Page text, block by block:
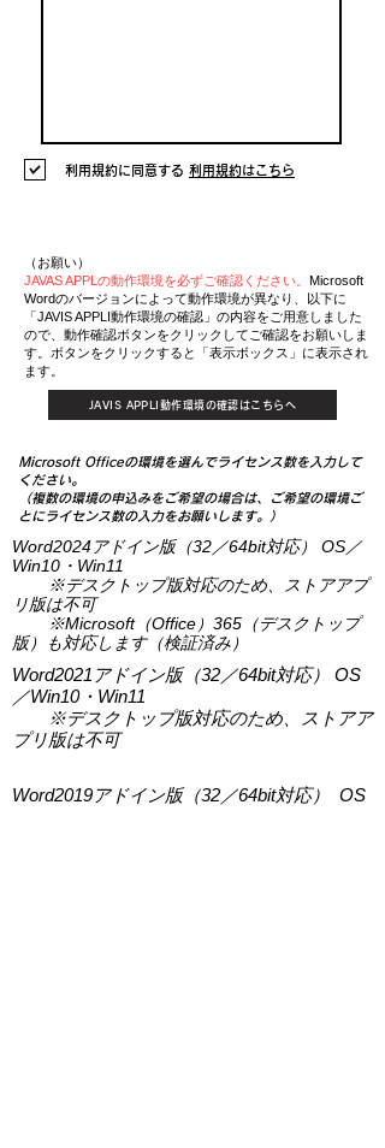
利用規約に同意する 利用規約はこちら
（お願い）
JAVAS APPLの動作環境を必ずご確認ください。 Microsoft
Wordのバージョンによって動作環境が異なり、以下に
「JAVIS APPLI動作環境の確認」の内容をご用意しました
ので、動作確認ボタンをクリックしてご確認をお願いしま
す。​ボタンをクリックすると「表示ボックス」に表示され
ます。
JAVIS APPLI動作環境の確認はこちらへ
Microsoft Officeの環境を選んでライセンス数を入力して
ください。
（複数の環境の申込みをご希望の場合は、ご希望の環境ご
とにライセンス数の入力をお願いします。）
Word2024アドイン版（32／64bit対応） OS／
Win10・Win11
※デスクトップ版対応のため、 ストアアプ
リ版は不可
※Microsoft（Office）365（デスクトップ
版）も対応します（検証済み）
Word2021アドイン版（32／64bit対応） OS
／Win10・Win11
※デスクトップ版対応のため、
ストアア
プリ版は不可
Word2019アドイン版（32／64bit対応） OS